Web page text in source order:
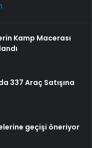
Kamp Macerası
337 Araç Satışına
geçişi öneriyor